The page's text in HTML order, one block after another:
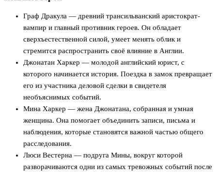
Граф Дракула — древний трансильванский аристократ-
вампир и главный противник героев. Он обладает
сверхъестественной силой, умеет менять облик и
стремится распространить своё влияние в Англии.
Джонатан Харкер — молодой английский юрист, с
которого начинается история. Поездка в замок превращает
его из участника деловой сделки в свидетеля
необъяснимых событий.
Мина Харкер — жена Джонатана, собранная и умная
женщина. Она помогает объединить записи, письма и
наблюдения, которые становятся важной частью общего
расследования.
Люси Вестерна — подруга Мины, вокруг которой
разворачиваются одни из самых тревожных событий после